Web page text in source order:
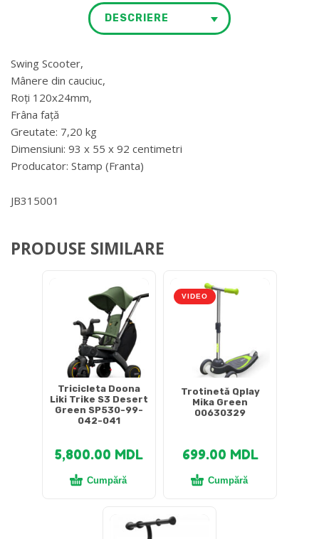
DESCRIERE
Swing Scooter,
Mânere din cauciuc,
Roți 120x24mm,
Frâna față
Greutate: 7,20 kg
Dimensiuni: 93 x 55 x 92 centimetri
Producator: Stamp (Franta)
JB315001
PRODUSE SIMILARE
Tricicleta Doona
Liki Trike S3 Desert
Green SP530-99-
042-041
5,800.00 MDL
Cumpără
VIDEO
Trotinetă Qplay
Mika Green
00630329
699.00 MDL
Cumpără